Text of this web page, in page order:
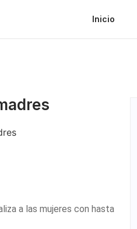
Inicio
a las mujeres con hasta